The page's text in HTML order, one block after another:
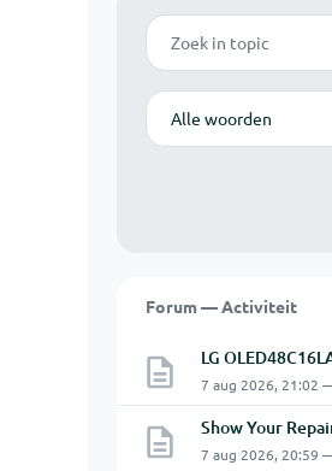
Zoek
Modus
Forum — Activiteit
LG
7 aug 2026, 21:02
Show Your
7 aug 2026, 20:59